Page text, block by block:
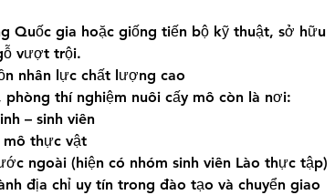
Quốc gia hoặc giống tiến bộ kỹ thuật, sở hữu
vượt trội.
nhân lực chất lượng cao
phòng thí nghiệm nuôi cấy mô còn là nơi:
– sinh viên
mô thực vật
ngoài (hiện có nhóm sinh viên Lào thực tập)
địa chỉ uy tín trong đào tạo và chuyển giao